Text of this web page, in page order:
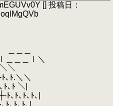
[] 投稿日：
ｌ＼
＼
ﾄ.＼＼
ﾄ ＼|
､ﾄ､ﾄ､|